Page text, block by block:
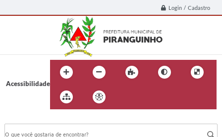
Login / Cadastro
Acessibilidade